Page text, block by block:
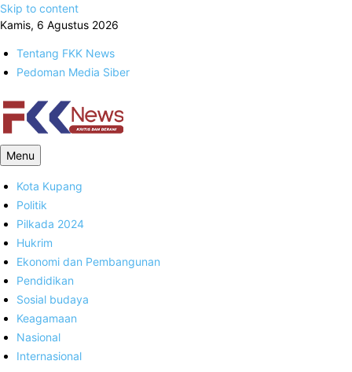
Skip to content
Kamis, 6 Agustus 2026
Tentang FKK News
Pedoman Media Siber
FKK News
Menu
Kota Kupang
Politik
Pilkada 2024
Hukrim
Ekonomi dan Pembangunan
Pendidikan
Sosial budaya
Keagamaan
Nasional
Internasional